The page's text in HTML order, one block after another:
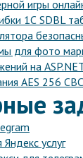
игры
1С SDBL
для фото
на
AES 256 CBC
услуг